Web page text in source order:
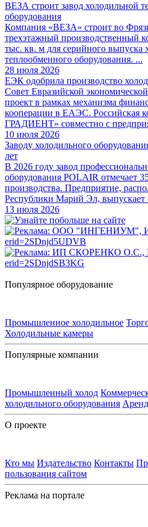
ВЕЗА строит завод холодильной
оборудования
Компания «ВЕЗА» строит во
трехэтажный производственный
тыс. кв. м для серийного выпуска
теплообменного оборудования. ...
28 июля 2026
ЕЭК одобрила производство
Совет Евразийской
проект в рамках механизма
кооперации в ЕАЭС.
ГРАДИЕНТ» совместно с
10 июля 2026
Заводу холодильного
лет
В 2026 году завод
оборудования POLAIR отмечает
производства. Предприятие,
Республики Марий Эл, выпускает
13 июля 2026
Популярное оборудование
Промышленное холодильное
Холодильные камеры
Популярные компании
Промышленный холод
холодильного оборудования
О проекте
Кто мы Издательство Контакты
пользования сайтом
Реклама на портале